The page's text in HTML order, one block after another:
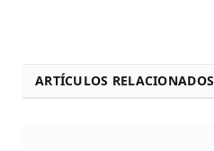
ARTÍCULOS RELACIONADOS